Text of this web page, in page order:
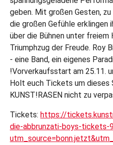
geben. Mit großen Gesten,
die großen Gefühle erklingen
über die Bühnen unter freiem
Triumphzug der Freude. Roy
- eine Band, ein eigenes
!Vorverkaufsstart am 25.11.
Holt euch Tickets um dieses
KUNST!RASEN nicht zu
Tickets: https://
die-abbrunzati-boys-tickets-